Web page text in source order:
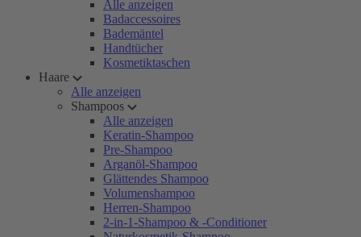
Alle anzeigen
Badaccessoires
Bademäntel
Handtücher
Kosmetiktaschen
Haare
Alle anzeigen
Shampoos
Alle anzeigen
Keratin-Shampoo
Pre-Shampoo
Arganöl-Shampoo
Glättendes Shampoo
Volumenshampoo
Herren-Shampoo
2-in-1-Shampoo & -Conditioner